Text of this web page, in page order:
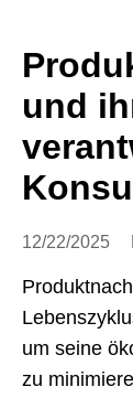
und
12/22/2025
um seine
zu